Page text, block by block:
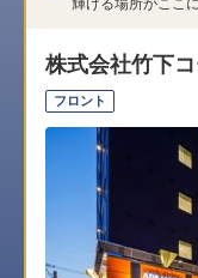
輝ける場所がここ
株式会社竹下
フロント